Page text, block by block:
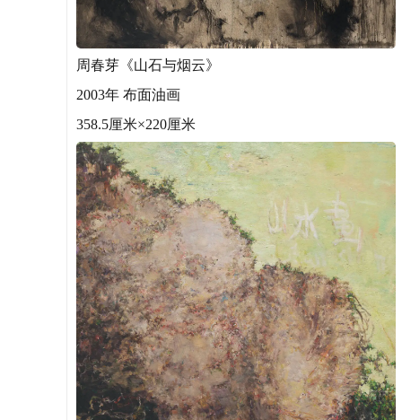
周春芽《山石与烟云》
2003年 布面油画
358.5厘米×220厘米